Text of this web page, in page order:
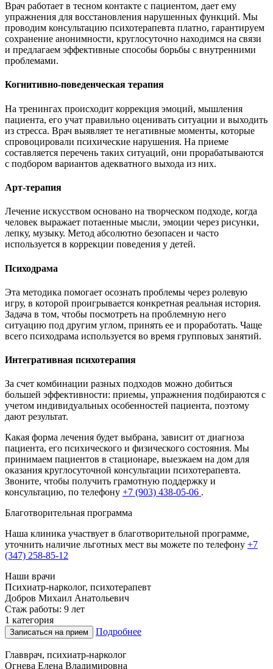
Врач работает в тесном контакте с пациентом, дает ему
упражнения для восстановления нарушенных функций. Мы
проводим консультацию психотерапевта платно, гарантируем
сохранение анонимности, круглосуточно находимся на связи
и предлагаем эффективные способы борьбы с внутренними
проблемами.
Когнитивно-поведенческая терапия
На тренингах происходит коррекция эмоций, мышления
пациента, его учат правильно оценивать ситуации и выходить
из стресса. Врач выявляет те негативные моменты, которые
спровоцировали психические нарушения. На приеме
составляется перечень таких ситуаций, они прорабатываются
с подбором вариантов адекватного выхода из них.
Арт-терапия
Лечение искусством основано на творческом подходе, когда
человек выражает потаенные мысли, эмоции через рисунки,
лепку, музыку. Метод абсолютно безопасен и часто
используется в коррекции поведения у детей.
Психодрама
Эта методика помогает осознать проблемы через ролевую
игру, в которой проигрывается конкретная реальная история.
Задача в том, чтобы посмотреть на проблемную него
ситуацию под другим углом, принять ее и проработать. Чаще
всего психодрама используется во время групповых занятий.
Интегративная психотерапия
За счет комбинации разных подходов можно добиться
большей эффективности: приемы, упражнения подбираются с
учетом индивидуальных особенностей пациента, поэтому
дают результат.
Какая форма лечения будет выбрана, зависит от диагноза
пациента, его психического и физического состояния. Мы
принимаем пациентов в стационаре, выезжаем на дом для
оказания круглосуточной консультации психотерапевта.
Звоните, чтобы получить грамотную поддержку и
консультацию, по телефону +7 (903) 438-05-06 .
Благотворительная программа
Наша клиника участвует в благотворительной программе,
уточнить наличие льготных мест вы можете по телефону +7
(347) 258-85-12
Наши врачи
Психиатр-нарколог, психотерапевт
Добров Михаил Анатольевич
Стаж работы: 9 лет
1 категория
Записаться на прием Подробнее
Главврач, психиатр-нарколог
Огнева Елена Владимировна